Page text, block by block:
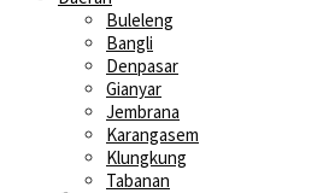
Buleleng
Bangli
Denpasar
Gianyar
Jembrana
Karangasem
Klungkung
Tabanan